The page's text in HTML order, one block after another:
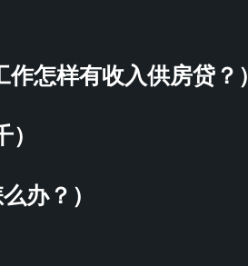
怎样有收入供房贷？）
办？）